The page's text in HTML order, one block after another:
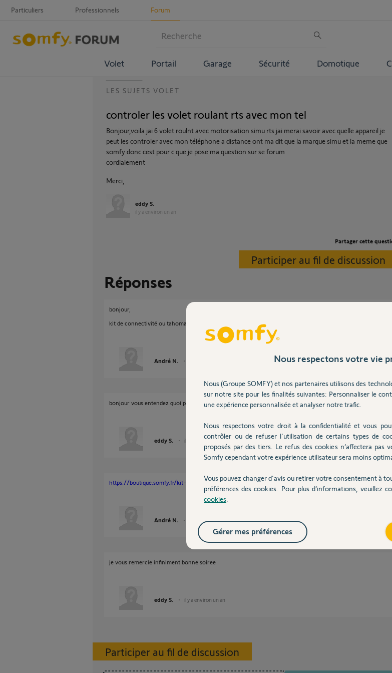
Particuliers Professionnels Forum
Volet Portail Garage Sécurité Domotique
LES SUJETS VOLET
controler les volet roulant rts avec mon tel
Bonjour,voila jai 6 volet roulnt avec motorisation simu rts jai merai savoir avec quelle appareil je
peut les controler avec mon téléphone a distance ont ma dit que la marque simu et la meme que
somfy donc cest pour c que je pose ma question sur se forum
cordialement
Merci,
eddy S.
il y a environ un an
Partager cette
Participer au fil de discussion
Réponses
bonjour,
kit de connectivité ou tahoma switch fonctionne en effet.
André N.
bonjour vous entendez quoi part kit de connectivité svp
eddy S. il y a environ un an
https://boutique.somfy.fr/kit-de-connectivite.html
André N. il y a environ un an
je vous remercie infiniment bonne soiree
eddy S. il y a environ un an
Participer au fil de discussion
Nous respectons votre vie
Nous (Groupe SOMFY) et nos partenaires utilisons des
sur notre site pour les finalités suivantes: Personnaliser le
une expérience personnalisée et analyser notre trafic.
Nous respectons votre droit à la confidentialité et vous
contrôler ou de refuser l'utilisation de certains types de
proposés par des tiers. Le refus des cookies n’affectera pas
Somfy cependant votre expérience utilisateur sera moins
Vous pouvez changer d'avis ou retirer votre consentement à
préférences des cookies. Pour plus d’informations, veuillez
cookies
Gérer mes préférences